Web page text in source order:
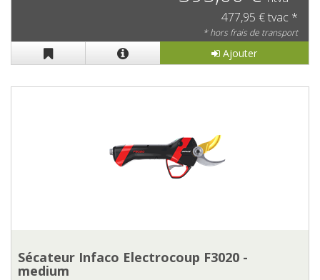
477,95 € tvac *
* hors frais de transport
Ajouter
Sécateur Infaco Electrocoup F3020 -
medium